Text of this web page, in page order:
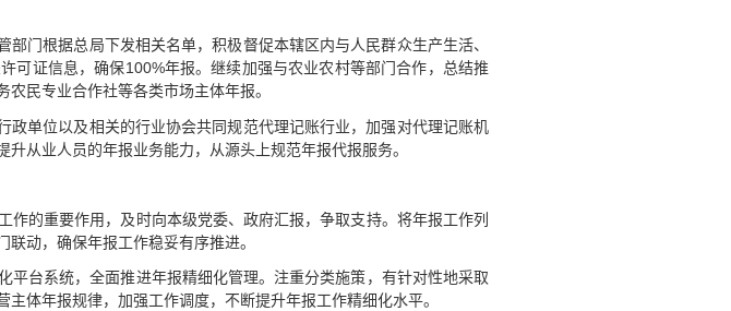
门根据总局下发相关名单，积极督促本辖区内与人民群众生产生活、
可证信息，确保100%年报。继续加强与农业农村等部门合作，总结推
民专业合作社等各类市场主体年报。
单位以及相关的行业协会共同规范代理记账行业，加强对代理记账机
从业人员的年报业务能力，从源头上规范年报代报服务。
作的重要作用，及时向本级党委、政府汇报，争取支持。将年报工作列
动，确保年报工作稳妥有序推进。
平台系统，全面推进年报精细化管理。注重分类施策，有针对性地采取
体年报规律，加强工作调度，不断提升年报工作精细化水平。